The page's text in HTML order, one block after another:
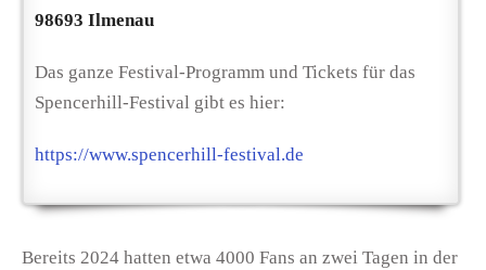
98693 Ilmenau
Das ganze Festival-Programm und Tickets für das
Spencerhill-Festival gibt es hier:
https://www.spencerhill-festival.de
Bereits 2024 hatten etwa 4000 Fans an zwei Tagen in der